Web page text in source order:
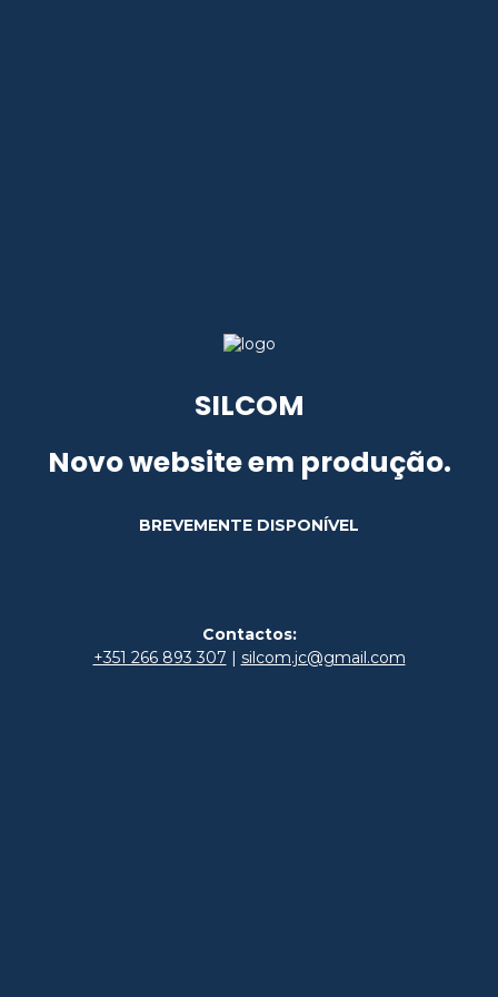
SILCOM
Novo website em produção.
BREVEMENTE DISPONÍVEL
Contactos:
+351 266 893 307 | silcom.jc@gmail.com